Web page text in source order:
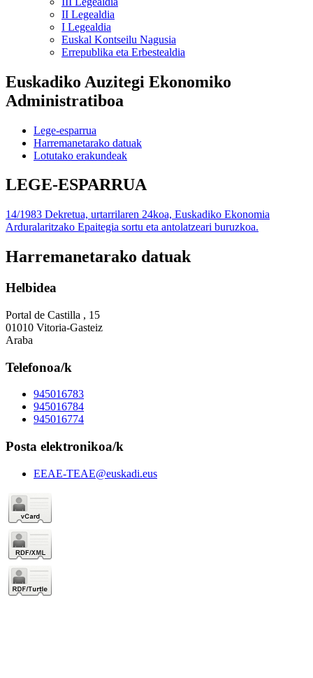
II Legealdia
I Legealdia
Euskal Kontseilu Nagusia
Errepublika eta Erbestealdia
Euskadiko Auzitegi Ekonomiko
Administratiboa
Lege-esparrua
Harremanetarako datuak
Lotutako erakundeak
LEGE-ESPARRUA
14/1983 Dekretua, urtarrilaren 24koa, Euskadiko Ekonomia
Arduralaritzako Epaitegia sortu eta antolatzeari buruzkoa.
Harremanetarako datuak
Helbidea
Portal de Castilla , 15
01010 Vitoria-Gasteiz
Araba
Telefonoa/k
945016783
945016784
945016774
Posta elektronikoa/k
EEAE-TEAE@euskadi.eus